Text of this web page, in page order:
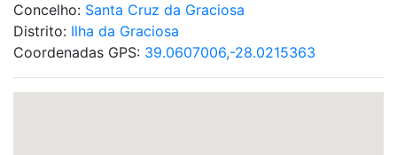
Concelho: Santa Cruz da Graciosa
Distrito: Ilha da Graciosa
Coordenadas GPS: 39.0607006,-28.0215363